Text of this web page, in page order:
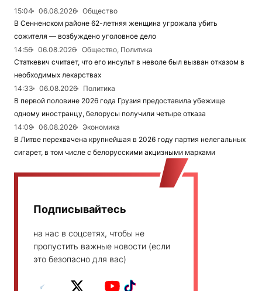
15:04 06.08.2026
Общество
В Сенненском районе 62-летняя женщина угрожала убить
сожителя — возбуждено уголовное дело
14:56
06.08.2026
Общество, Политика
Статкевич считает, что его инсульт в неволе был вызван отказом в
необходимых лекарствах
14:33
06.08.2026
Политика
В первой половине 2026 года Грузия предоставила убежище
одному иностранцу, белорусы получили четыре отказа
14:09
06.08.2026
Экономика
В Литве перехвачена крупнейшая в 2026 году партия нелегальных
сигарет, в том числе с белорусскими акцизными марками
Подписывайтесь
на нас в соцсетях, чтобы не
пропустить важные новости (если
это безопасно для вас)